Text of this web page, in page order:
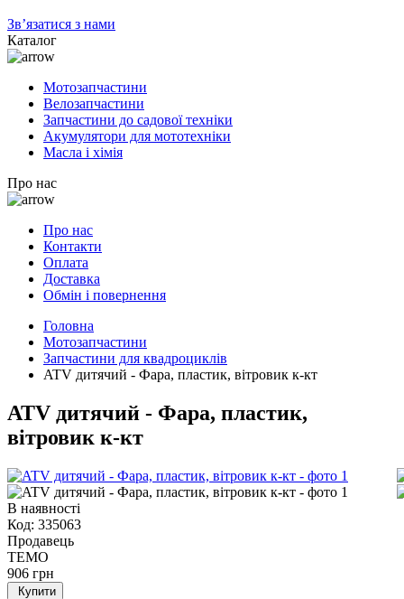
Зв’язатися з нами
Каталог
Мотозапчастини
Велозапчастини
Запчастини до садової техніки
Акумулятори для мототехніки
Масла і хімія
Про нас
Про нас
Контакти
Оплата
Доставка
Обмін і повернення
Головна
Мотозапчастини
Запчастини для квадроциклів
ATV дитячий - Фара, пластик, вітровик к-кт
ATV дитячий - Фара, пластик,
вітровик к-кт
В наявності
Код: 335063
Продавець
TEMO
906 грн
Купити